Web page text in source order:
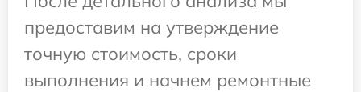
предоставим на утверждение
точную стоимость, сроки
выполнения и начнем ремонтные